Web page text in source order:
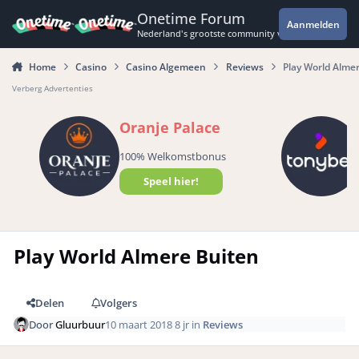
Onetime Forum
Nederland's grootste community voor de
Aanmelden
Home Casino Casino Algemeen Reviews Play World
Verberg Advertenties
Oranje Palace
100% Welkomstbonus
Speel hier!
Play World Almere Buiten
Delen
Volgers
DoorGluurbuur10 maart 20188 jr in Reviews